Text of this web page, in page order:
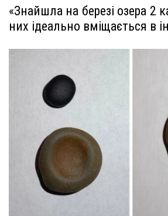
«Знайшла на березі озера 2
них ідеально вміщається в